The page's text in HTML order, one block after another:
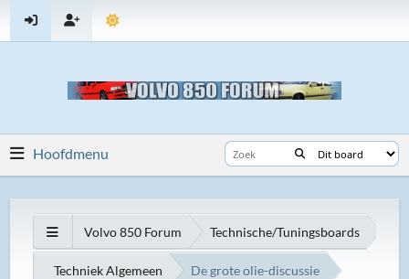
Hoofdmenu
Volvo 850 Forum Technische/Tuningsboards
Techniek Algemeen De grote olie-discussie